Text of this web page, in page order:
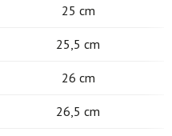
25 cm
25,5 cm
26 cm
26,5 cm